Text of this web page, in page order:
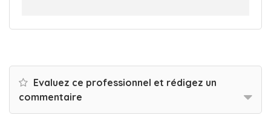
Evaluez ce professionnel et rédigez un
commentaire